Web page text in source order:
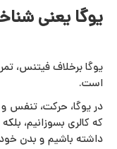
یوگا یعنی
یوگا برخلاف فیتنس،
است.
در یوگا، حرکت، تنفس
که کالری بسوزانیم،
داشته باشیم و بدن